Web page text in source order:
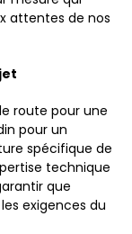
attentes de nos
route pour une
pour un
spécifique de
technique
que
exigences du